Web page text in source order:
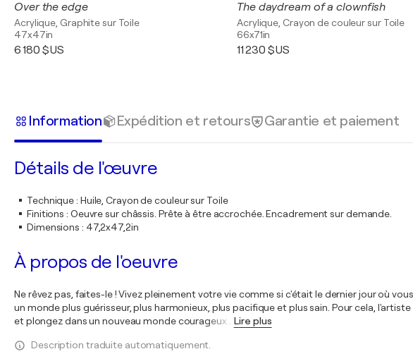
Over the edge
Acrylique, Graphite sur Toile
47x47in
6 180 $US
The daydream of a clownfish
Acrylique, Crayon de couleur sur Toile
66x71in
11 230 $US
Information Expédition et retours Garantie et paiement
Détails de l'œuvre
Technique: Huile, Crayon de couleur sur Toile
Finitions : Oeuvre sur châssis. Prête à être accrochée. Encadrement sur demande.
Dimensions : 47,2x47,2in
À propos de l'oeuvre
Ne rêvez pas, faites-le ! Vivez pleinement votre vie comme si c'était le dernier jour où
un monde plus guérisseur, plus harmonieux, plus pacifique et plus sain. Pour cela,
et plongez dans un nouveau monde courageux
Lire plus
Description traduite automatiquement.